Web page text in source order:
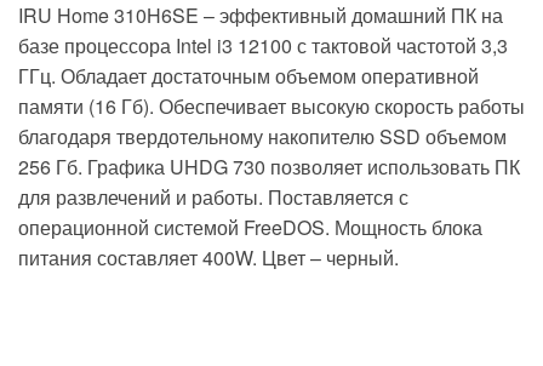
IRU Home 310H6SE – эффективный домашний ПК на
базе процессора Intel i3 12100 с тактовой частотой 3,3
ГГц. Обладает достаточным объемом оперативной
памяти (16 Гб). Обеспечивает высокую скорость работы
благодаря твердотельному накопителю SSD объемом
256 Гб. Графика UHDG 730 позволяет использовать ПК
для развлечений и работы. Поставляется с
операционной системой FreeDOS. Мощность блока
питания составляет 400W. Цвет – черный.